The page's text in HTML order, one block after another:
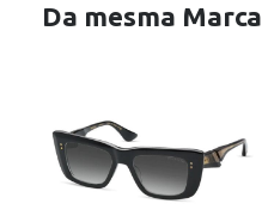
Da mesma Marca